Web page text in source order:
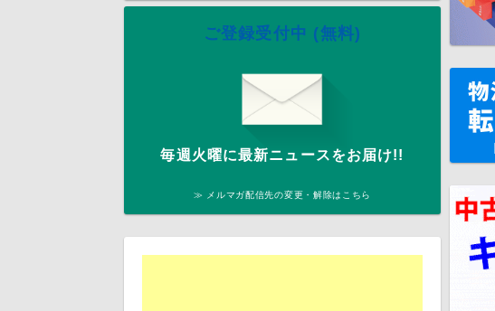
ご登録受付中 (無料)
毎週火曜に最新ニュースをお届け!!
≫ メルマガ配信先の変更・解除はこちら